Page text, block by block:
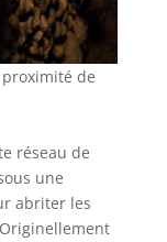
proximité de
réseau de
une
abriter les